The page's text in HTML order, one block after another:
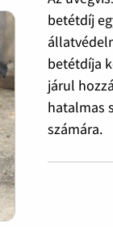
betétdíj
betétdíja
járul
hatalmas
számára.